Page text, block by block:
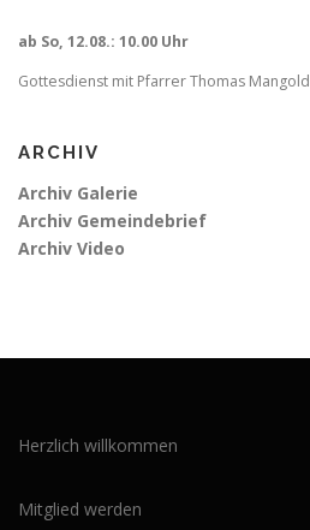
ab So, 12.08.: 10.00 Uhr
Gottesdienst mit Pfarrer Thomas Mangold
ARCHIV
Archiv Galerie
Archiv Gemeindebrief
Archiv Video
Herzlich willkommen
Mitglied werden